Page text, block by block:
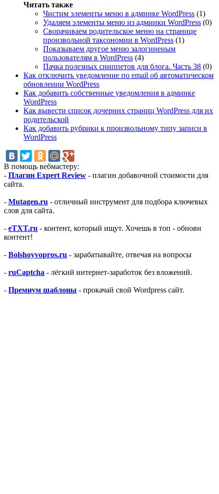
Читать также
Чистим элементы меню в админке WordPress (1)
Удаляем элементы меню из админки WordPress (0)
Сворачиваем родительское меню на странице
произвольной таксономии в WordPress (1)
Показываем другое меню залогиненым
пользователям в WordPress (4)
Пачка полезных сниппетов для блога. Часть 38 (0)
Как отключить уведомление по email об автоматическом
обновлении WordPress
Как добавить собственные уведомления в админке
WordPress
Как вывести список дочерних страниц WordPress для их
родительской
Как добавить рубрики к произвольному типу записи в
WordPress
В помощь вебмастеру:
- Плагин Expert Review - плагин добавочной стоимости для
сайта.
- Mutagen.ru - отличный инструмент для подбора ключевых
слов для сайта.
- eTXT.ru - контент, который ищут. Хочешь в топ - обнови
контент!
- Bolshoyvopros.ru - зарабатывайте, отвечая на вопросы
- ruCaptcha - лёгкий интернет-заработок без вложений.
- Премиум шаблоны - прокачай свой Wordpress сайт.